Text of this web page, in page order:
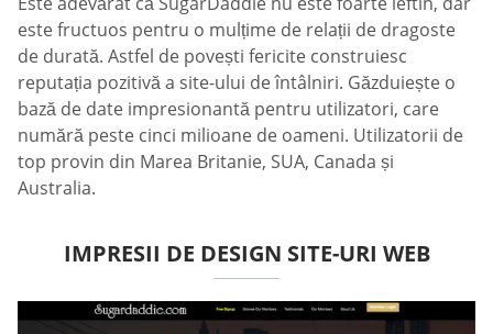
este fructuos pentru o mulțime de relații de dragoste
de durată. Astfel de povești fericite construiesc
reputația pozitivă a site-ului de întâlniri. Găzduiește o
bază de date impresionantă pentru utilizatori, care
numără peste cinci milioane de oameni. Utilizatorii de
top provin din Marea Britanie, SUA, Canada și
Australia.
IMPRESII DE DESIGN SITE-URI WEB